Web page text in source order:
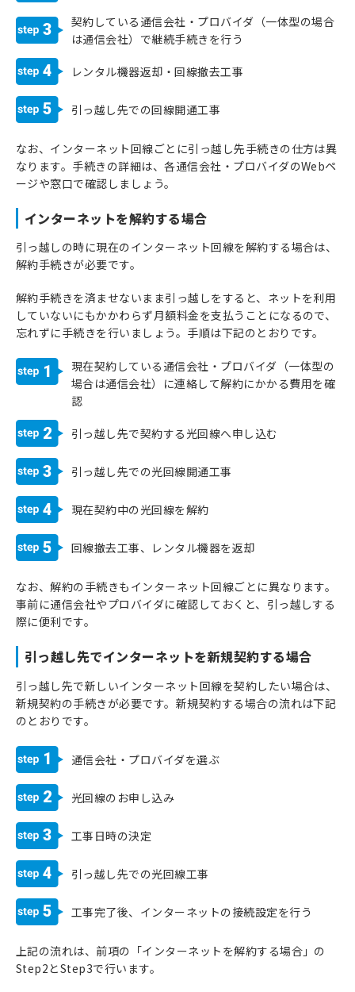
3
契約している通信会社・プロバイダ（一体型の場合
は通信会社）で継続手続きを行う
4 レンタル機器返却・回線撤去工事
5 引っ越し先での回線開通工事
なお、インターネット回線ごとに引っ越し先手続きの仕方は異
なります。手続きの詳細は、各通信会社・プロバイダのWebペ
ージや窓口で確認しましょう。
インターネットを解約する場合
引っ越しの時に現在のインターネット回線を解約する場合は、
解約手続きが必要です。
解約手続きを済ませないまま引っ越しをすると、ネットを利用
していないにもかかわらず月額料金を支払うことになるので、
忘れずに手続きを行いましょう。手順は下記のとおりです。
1
現在契約している通信会社・プロバイダ（一体型の
場合は通信会社）に連絡して解約にかかる費用を確
認
2 引っ越し先で契約する光回線へ申し込む
3 引っ越し先での光回線開通工事
4 現在契約中の光回線を解約
5 回線撤去工事、レンタル機器を返却
なお、解約の手続きもインターネット回線ごとに異なります。
事前に通信会社やプロバイダに確認しておくと、引っ越しする
際に便利です。
引っ越し先でインターネットを新規契約する場合
引っ越し先で新しいインターネット回線を契約したい場合は、
新規契約の手続きが必要です。新規契約する場合の流れは下記
のとおりです。
1 通信会社・プロバイダを選ぶ
2 光回線のお申し込み
3 工事日時の決定
4 引っ越し先での光回線工事
5 工事完了後、インターネットの接続設定を行う
上記の流れは、前項の「インターネットを解約する場合」の
Step2とStep3で行います。